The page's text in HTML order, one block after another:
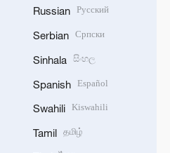
Russian Русский
Serbian Српски
Sinhala සිංහල
Spanish Español
Swahili Kiswahili
Tamil தமிழ்